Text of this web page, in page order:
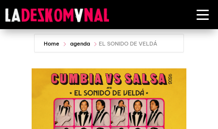
Home agenda EL SONIDO DE VELDÁ